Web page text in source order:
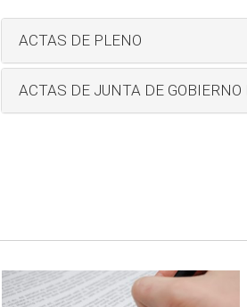
ACTAS DE PLENO
ACTAS DE JUNTA DE GOBIERNO